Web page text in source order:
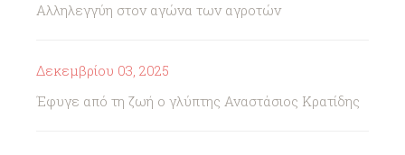
Αλληλεγγύη στον αγώνα των αγροτών
Δεκεμβρίου 03, 2025
Έφυγε από τη ζωή ο γλύπτης Αναστάσιος Κρατίδης